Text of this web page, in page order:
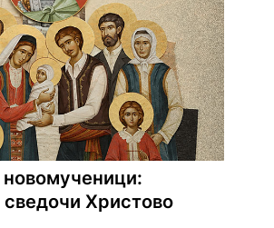
Христово